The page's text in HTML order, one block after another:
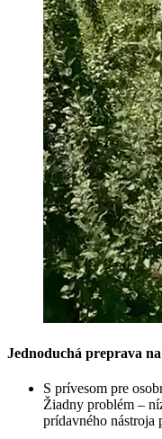
Jednoduchá preprava
S prívesom pre
Žiadny problém –
prídavného nástroja